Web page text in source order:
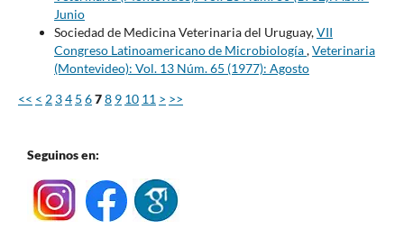
Junio
Sociedad de Medicina Veterinaria del Uruguay,VII
Congreso Latinoamericano de Microbiología,Veterinaria
(Montevideo): Vol. 13 Núm. 65 (1977): Agosto
<< < 2 34 5 678 9 10 11 > >>
Seguinos en: